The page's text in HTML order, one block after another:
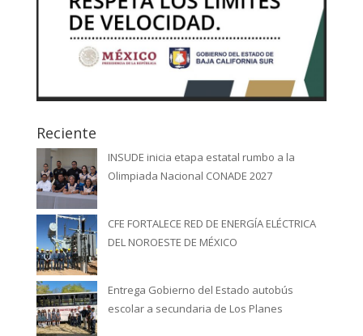
Reciente
INSUDE inicia etapa estatal rumbo a la
Olimpiada Nacional CONADE 2027
CFE FORTALECE RED DE ENERGÍA ELÉCTRICA
DEL NOROESTE DE MÉXICO
Entrega Gobierno del Estado autobús
escolar a secundaria de Los Planes